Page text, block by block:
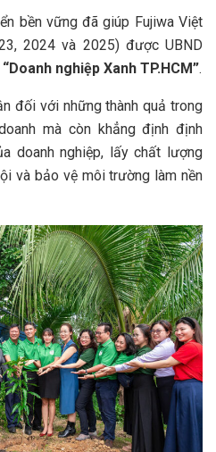
bền vững đã giúp Fujiwa Việt
2024 và 2025) được UBND
“Doanh nghiệp Xanh TP.HCM”.
đối với những thành quả trong
mà còn khẳng định định
doanh nghiệp, lấy chất lượng
và bảo vệ môi trường làm nền